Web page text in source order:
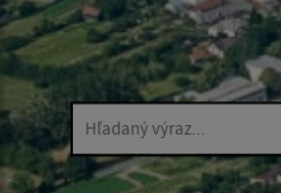
Hľadaný výraz...